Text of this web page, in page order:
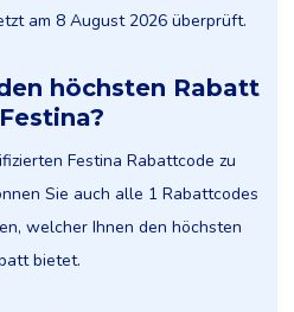
am 8 August 2026 überprüft.
höchsten Rabatt
Festina Rabattcode zu
Sie auch alle 1 Rabattcodes
welcher Ihnen den höchsten
bietet.